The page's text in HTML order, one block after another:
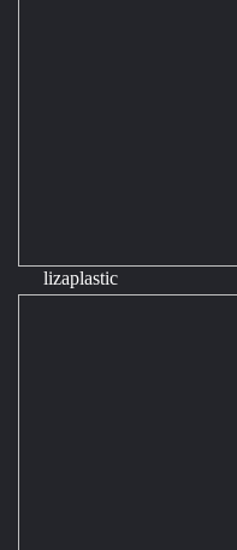
lizaplastic